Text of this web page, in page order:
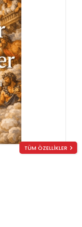
TÜM ÖZELLİKLER